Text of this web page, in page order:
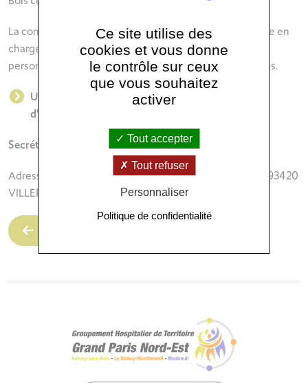
La consultation Relai en Milieu Ouvert propose une prise en
charge médico-psychologique sur rendez-vous, à toute
personne sortie de détention ou sous injonction de soins.
Unité Sanitaire en Milieu Pénitentiaire de la Maison
d’Arrêt de Villepinte
Secrétariat
: 01 75 63 61 90
Adresse : Maison d’Arrêt de Villepinte, avenue Vauban, 93420
VILLEPINTE
Ce site utilise des
cookies et vous donne
le contrôle sur ceux
que vous souhaitez
activer
Tout accepter
Tout refuser
Personnaliser
Politique de confidentialité